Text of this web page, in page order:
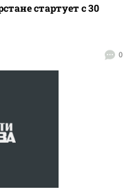
стартует с 30
0